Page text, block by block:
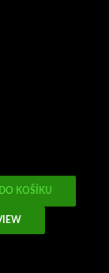
KOŠÍKU